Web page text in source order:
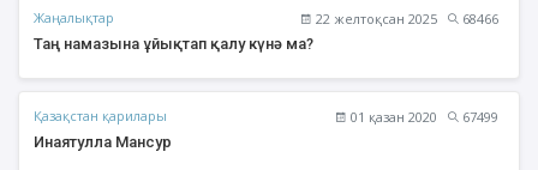
Жаңалықтар 22 желтоқсан 2025
68466
Таң намазына ұйықтап қалу күнә ма?
Қазақстан қарилары 01 қазан 2020
67499
Инаятулла Мансур